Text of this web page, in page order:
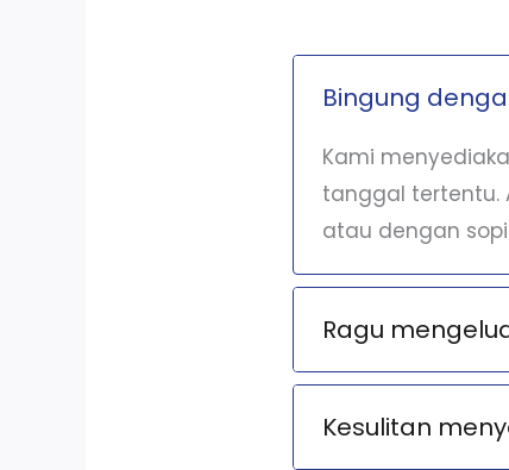
Bingung
Kami
tanggal tertentu.
atau dengan
Ragu
Kesulitan